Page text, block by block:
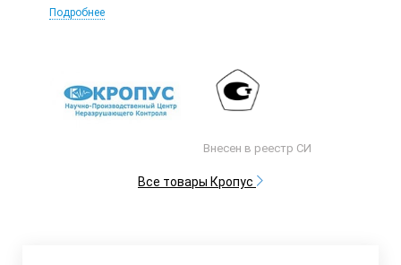
путем генерации ультразвуковых волн и их
Подробнее
Внесен в реестр СИ
Все товары Кропус